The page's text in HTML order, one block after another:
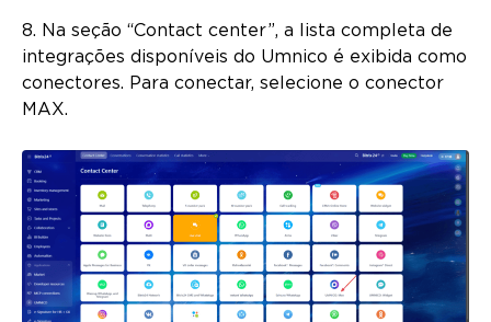
8. Na seção “Contact center”, a lista completa de
integrações disponíveis do Umnico é exibida como
conectores. Para conectar, selecione o conector
MAX.